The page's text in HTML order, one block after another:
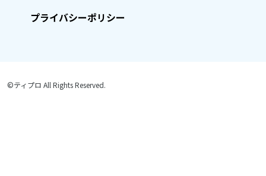
プライバシーポリシー
©ティプロ All Rights Reserved.